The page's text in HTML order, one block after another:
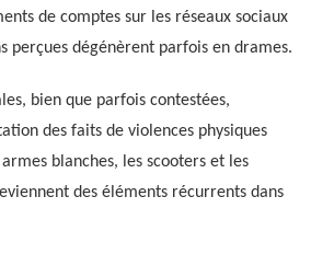
de comptes sur les réseaux sociaux
perçues dégénèrent parfois en drames.
bien que parfois contestées,
des faits de violences physiques
blanches, les scooters et les
des éléments récurrents dans